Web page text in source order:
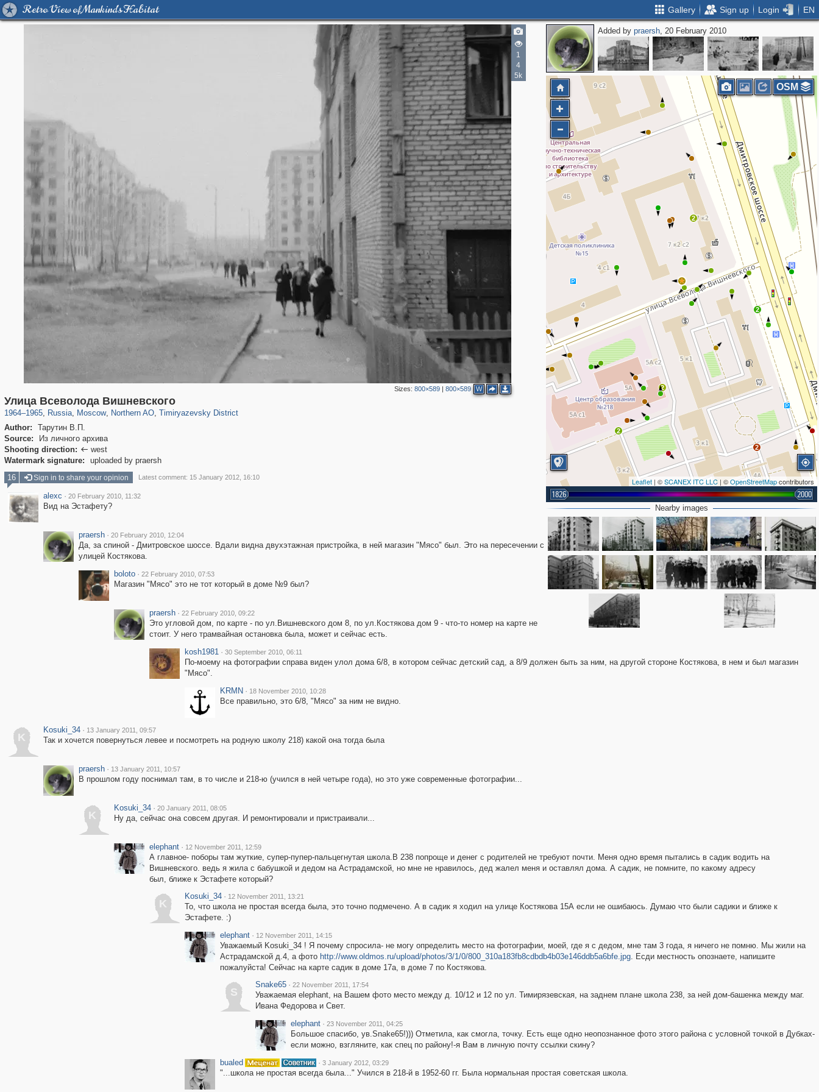
Retro View of Mankind's Habitat Gallery Sign up Login EN
1
4
5k
Sizes: 800×589| 800×589 W
Улица Всеволода Вишневского
1964–1965, Russia
1,406,258 29,243
, Moscow
319,780 8,286
, Northern AO
22,533 598
, Timiryazevsky District
2,961
Author:
Тарутин В.П.
Source:
Из личного архива
Shooting direction:  west
Watermark signature:
uploaded by praersh
Added bypraersh, 20 February 2010
2
2
2
2
2
Leaflet | ©SCANEX ITC LLC | ©OpenStreetMapcontributors
1826 2000
OSM
Nearby images
16 Sign in to share your opinion Latest comment: 15 January 2012, 16:10
alexc · 20 February 2010, 11:32
Вид на Эстафету?
praersh · 20 February 2010, 12:04
Да, за спиной - Дмитровское шоссе. Вдали видна двухэтажная пристройка, в ней магазин "Мясо" был. Это на пересечении с
улицей Костякова.
boloto · 22 February 2010, 07:53
Магазин "Мясо" это не тот который в доме №9 был?
praersh · 22 February 2010, 09:22
Это угловой дом, по карте - по ул.Вишневского дом 8, по ул.Костякова дом 9 - что-то номер на карте не
стоит. У него трамвайная остановка была, может и сейчас есть.
kosh1981 · 30 September 2010, 06:11
По-моему на фотографии справа виден улол дома 6/8, в котором сейчас детский сад, а 8/9 должен быть за ним, на другой стороне Костякова, в нем и был магазин
"Мясо".
KRMN · 18 November 2010, 10:28
Все правильно, это 6/8, "Мясо" за ним не видно.
K
Kosuki_34 · 13 January 2011, 09:57
Так и хочется повернуться левее и посмотреть на родную школу 218) какой она тогда была
praersh · 13 January 2011, 10:57
В прошлом году поснимал там, в то числе и 218-ю (учился в ней четыре года), но это уже современные фотографии...
K
Kosuki_34 · 20 January 2011, 08:05
Ну да, сейчас она совсем другая. И ремонтировали и пристраивали...
elephant · 12 November 2011, 12:59
А главное- поборы там жуткие, супер-пупер-пальцегнутая школа.В 238 попроще и денег с родителей не требуют почти. Меня одно время пытались в садик водить на
Вишневского. ведь я жила с бабушкой и дедом на Астрадамской, но мне не нравилось, дед жалел меня и оставлял дома. А садик, не помните, по какому адресу
был, ближе к Эстафете который?
K
Kosuki_34 · 12 November 2011, 13:21
То, что школа не простая всегда была, это точно подмечено. А в садик я ходил на улице Костякова 15А если не ошибаюсь. Думаю что были садики и ближе к
Эстафете. :)
elephant · 12 November 2011, 14:15
Уважаемый Kosuki_34 ! Я почему спросила- не могу определить место на фотографии, моей, где я с дедом, мне там 3 года, я ничего не помню. Мы жили на
Астрадамской д.4, а фото http://www.oldmos.ru/upload/photos/3/1/0/800_310a183fb8cdbdb4b03e146ddb5a6bfe.jpg. Есди местность опознаете, напишите
пожалуйста! Сейчас на карте садик в доме 17а, в доме 7 по Костякова.
S
Snake65 · 22 November 2011, 17:54
Уважаемая elephant, на Вашем фото место между д. 10/12 и 12 по ул. Тимирязевская, на заднем плане школа 238, за ней дом-башенка между маг.
Ивана Федорова и Свет.
elephant · 23 November 2011, 04:25
Большое спасибо, ув.Snake65!))) Отметила, как смогла, точку. Есть еще одно неопознанное фото этого района с условной точкой в Дубках-
если можно, взгляните, как спец по району!-я Вам в личную почту ссылки скину?
bualed
· 3 January 2012, 03:29
"...школа не простая всегда была..." Учился в 218-й в 1952-60 гг. Была нормальная простая советская школа.